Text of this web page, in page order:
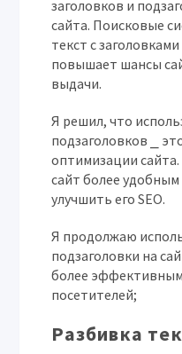
заголовков и
сайта. Поисковые
текст с
повышает шансы
выдачи.
Я решил, что
подзаголовков ⎯
оптимизации
сайт более
улучшить его SEO.
Я продолжаю
подзаголовки на
более
посетителей;
Разбивка